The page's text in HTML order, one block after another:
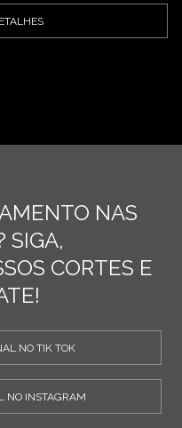
NAS
SIGA,
CORTES E
NO TIK TOK
NO INSTAGRAM